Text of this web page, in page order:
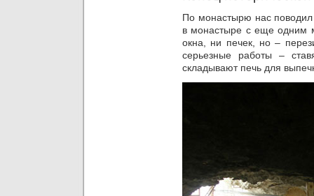
По монастырю нас
в монастыре с еще одним
окна, ни печек, но –
серьезные работы –
складывают печь для